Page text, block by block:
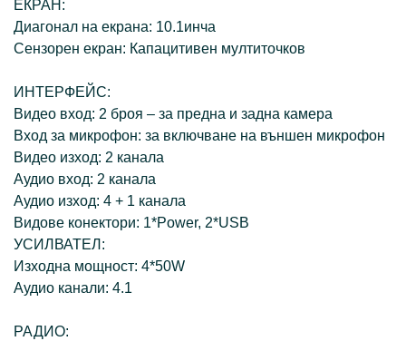
ЕКРАН:
Диагонал на екрана: 10.1инча
Сензорен екран: Капацитивен мултиточков
ИНТЕРФЕЙС:
Видео вход: 2 броя – за предна и задна камера
Вход за микрофон: за включване на външен микрофон
Видео изход: 2 канала
Аудио вход: 2 канала
Аудио изход: 4 + 1 канала
Видове конектори: 1*Power, 2*USB
УСИЛВАТЕЛ:
Изходна мощност: 4*50W
Аудио канали: 4.1
РАДИО: